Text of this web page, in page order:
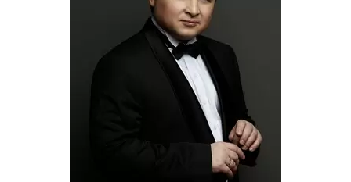
Лауреат 1-й степени международных конкурсов JS Fest (Финляндия),
Звездный Олимп, XI международный многожанровый конкурс
С 2005 года преподает на кафедре органа и клавесина Санкт-
Петербургской консерватории, с 2019 года в должности доцента. В 2023
С 2001 года - преподаватель Теологического института Евангелическо-
лютеранской церкви Ингрии, руководитель Гильдии канторов Церкви
Ингрии. В 2010-2015 годах также преподавала на кафедре органа,
клавесина и карильона Санкт-Петербургского государственного